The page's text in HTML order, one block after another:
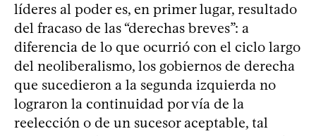
líderes al poder es, en primer lugar, resultado
del fracaso de las “derechas breves”: a
diferencia de lo que ocurrió con el ciclo largo
del neoliberalismo, los gobiernos de derecha
que sucedieron a la segunda izquierda no
lograron la continuidad por vía de la
reelección o de un sucesor aceptable, tal